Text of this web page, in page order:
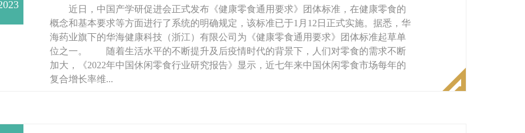
近日，中国产学研促进会正式发布《健康零食通用要求》团体标准，在健康零食的
概念和基本要求等方面进行了系统的明确规定，该标准已于1月12日正式实施。据悉，华
海药业旗下的华海健康科技（浙江）有限公司为《健康零食通用要求》团体标准起草单
位之一。 随着生活水平的不断提升及后疫情时代的背景下，人们对零食的需求不断
加大，《2022年中国休闲零食行业研究报告》显示，近七年来中国休闲零食市场每年的
复合增长率维...